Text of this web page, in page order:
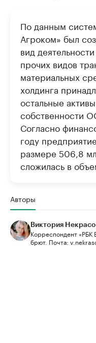
По данным
Агроком» был
вид
прочих видов
материальных
холдинга
остальные
собственности
Согласно
году
размере 506,8
сложилась в
Авторы
Виктория
Корреспондент «РБК
брют. Почта: